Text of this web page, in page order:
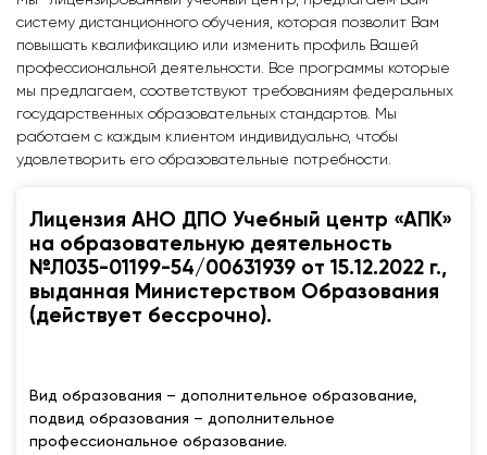
систему дистанционного обучения, которая позволит Вам
повышать квалификацию или изменить профиль Вашей
профессиональной деятельности. Все программы которые
мы предлагаем, соответствуют требованиям федеральных
государственных образовательных стандартов. Мы
работаем с каждым клиентом индивидуально, чтобы
удовлетворить его образовательные потребности.
Лицензия АНО ДПО Учебный центр «АПК»
на образовательную деятельность
№Л035-01199-54/00631939 от 15.12.2022 г.,
выданная Министерством Образования
(действует бессрочно).
Вид образования – дополнительное образование,
подвид образования – дополнительное
профессиональное образование.